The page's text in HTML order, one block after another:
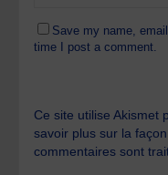
Save my name,
time I post a comment.
Ce site utilise Akismet
savoir plus sur la
commentaires sont